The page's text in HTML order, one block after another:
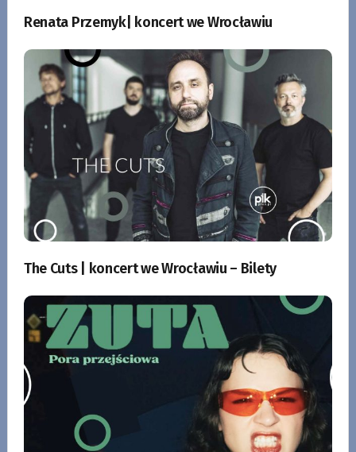
Renata Przemyk| koncert we Wrocławiu
The Cuts | koncert we Wrocławiu – Bilety